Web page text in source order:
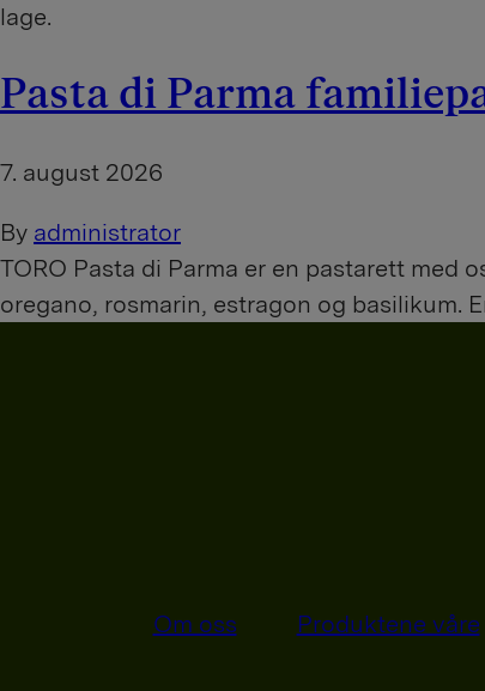
lage.
Pasta di Parma
7. august 2026
By administrator
TORO Pasta di Parma er en pastarett med
oregano, rosmarin, estragon og basilikum.
Om oss Produktene våre